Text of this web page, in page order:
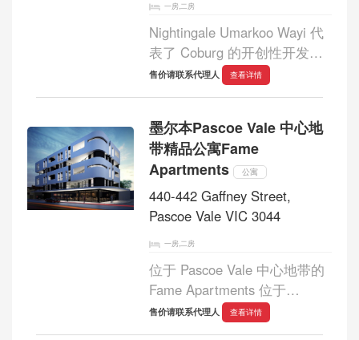
一房,二房
Nightingale Umarkoo Wayi 代
表了 Coburg 的开创性开发项
目，标志着 Nightingale 背后
的团队在该地区的第一个项
作，这座建筑以 Woi Wurrung
短语我们所有人命名，象征其
包容...
售价请联系代理人 查看详情
墨尔本Pascoe Vale 中心地
带精品公寓Fame
Apartments
公寓
440-442 Gaffney Street,
Pascoe Vale VIC 3044
一房,二房
位于 Pascoe Vale 中心地带的
Fame Apartments 位于
Gaffney Street 440-442 号，将
现代设计、奢华和舒适融为一
售价请联系代理人 查看详情